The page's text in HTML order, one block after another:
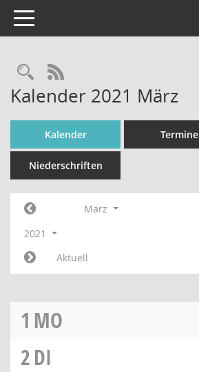
Toggle navigation
Rechercheauswahl
RSS-Feed
Kalender 2021 März
Kalender Termine
Niederschriften
März
2021
Aktuell
1 MO
2DI